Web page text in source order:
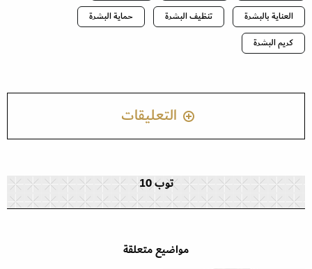
العناية بالبشرة
تنظيف البشرة
حماية البشرة
كريم البشرة
التعليقات
توب 10
مواضيع متعلقة